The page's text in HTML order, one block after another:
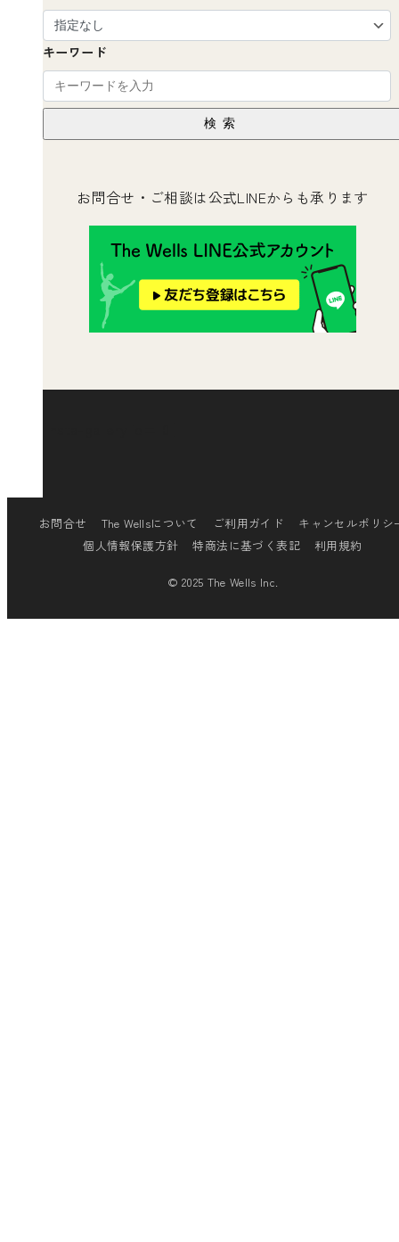
キーワード
検索
お問合せ・ご相談は公式LINEからも承ります
お問合せ The Wellsについて ご利用ガイド
キャンセルポリシ
個人情報保護方針
特商法に基づく表記 利用規約
© 2025 The Wells Inc.